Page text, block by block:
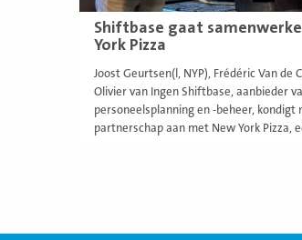
Shiftbase gaat
York Pizza
Joost Geurtsen(l, NYP), Frédéric Van de
Olivier van Ingen Shiftbase, aanbieder
personeelsplanning en -beheer,
partnerschap aan met New York Pizza,